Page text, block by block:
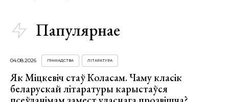
Папулярнае
04.08.2026 ГРАМАДСТВА ЛІТАРАТУРА
Як Міцкевіч стаў Коласам. Чаму класік
беларускай літаратуры карыстаўся